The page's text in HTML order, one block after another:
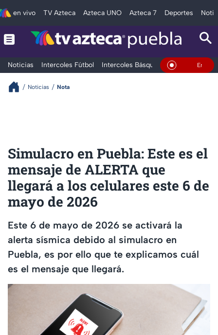
en vivo TV Azteca Azteca UNO Azteca 7 Deportes
Noticias Intercoles Fútbol Intercoles Básquetbol Deportes
En Vivo
Noticias Nota
Simulacro en Puebla: Este es el
mensaje de ALERTA que
llegará a los celulares este 6 de
mayo de 2026
Este 6 de mayo de 2026 se activará la
alerta sísmica debido al simulacro en
Puebla, es por ello que te explicamos cuál
es el mensaje que llegará.